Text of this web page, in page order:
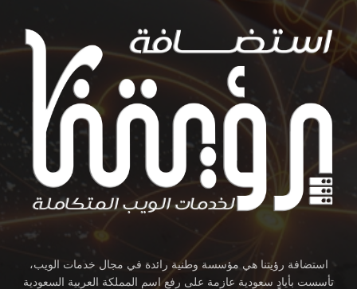
استضافة رؤيتنا هي مؤسسة وطنية رائدة في مجال خدمات الويب،
تأسست بأيادٍ سعودية عازمة على رفع اسم المملكة العربية السعودية